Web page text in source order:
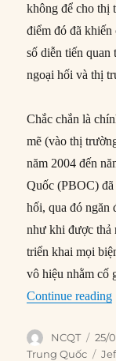
không để cho thị
điểm đó đã khiến
số diễn tiến
ngoại hối và thị
Chắc chắn là
mẽ (vào thị
năm 2004 đến
Quốc (PBOC)
hối, qua đó ngăn
như khi được thả
triển khai mọi
vô hiệu nhằm cố
Continue reading
Author
NCQT
on
25/
Trung Quốc